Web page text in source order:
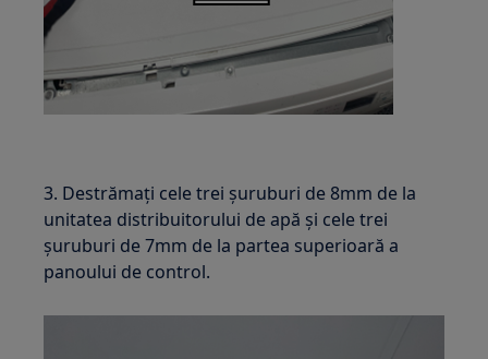
3. Destrămați cele trei șuruburi de 8mm de la
unitatea distribuitorului de apă și cele trei
șuruburi de 7mm de la partea superioară a
panoului de control.